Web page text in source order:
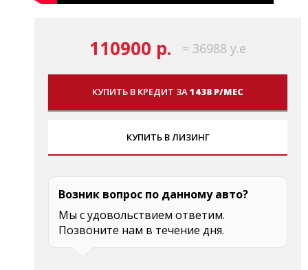
110900 р. ≈ 36988 у.е
КУПИТЬ В КРЕДИТ ЗА1438 Р/МЕС
КУПИТЬ В ЛИЗИНГ
Возник вопрос по данному авто?
Мы с удовольствием ответим.
Позвоните нам в течение дня.